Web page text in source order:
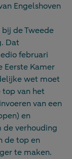
Engelshoven
bij de Tweede
Dat
februari
Eerste Kamer
wet moet
van het
van een
en
de verhouding
de top en
te maken.